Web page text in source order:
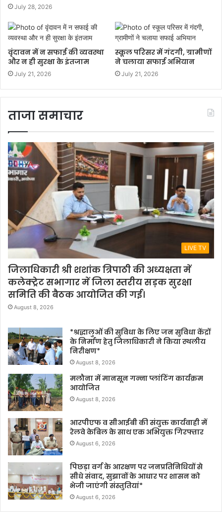
July 28, 2026
वृंदावन में न सफाई की व्यवस्था
और न ही सुरक्षा के इंतजाम
July 21, 2026
स्कूल परिसर में गंदगी, ग्रामीणों
ने चलाया सफाई अभियान
July 21, 2026
ताजा समाचार
LIVE TV
जिलाधिकारी श्री शशांक त्रिपाठी की अध्यक्षता में
कलेक्ट्रेट सभागार में जिला स्तरीय सड़क सुरक्षा
समिति की बैठक आयोजित की गई।
August 8, 2026
*श्रद्धालुओं की सुविधा के लिए जन सुविधा केंद्रों
के निर्माण हेतु जिलाधिकारी ने किया स्थलीय
निरीक्षण*
August 8, 2026
मलौना में मानसून गन्ना प्लांटिंग कार्यक्रम
आयोजित
August 8, 2026
आरपीएफ व सीआईबी की संयुक्त कार्यवाही में
रेलवे केबिल के साथ एक अभियुक्त गिरफ्तार
August 6, 2026
पिछड़ा वर्ग के आरक्षण पर जनप्रतिनिधियों से
सीधे संवाद, सुझावों के आधार पर शासन को
भेजी जाएंगी संस्तुतियां*
August 6, 2026